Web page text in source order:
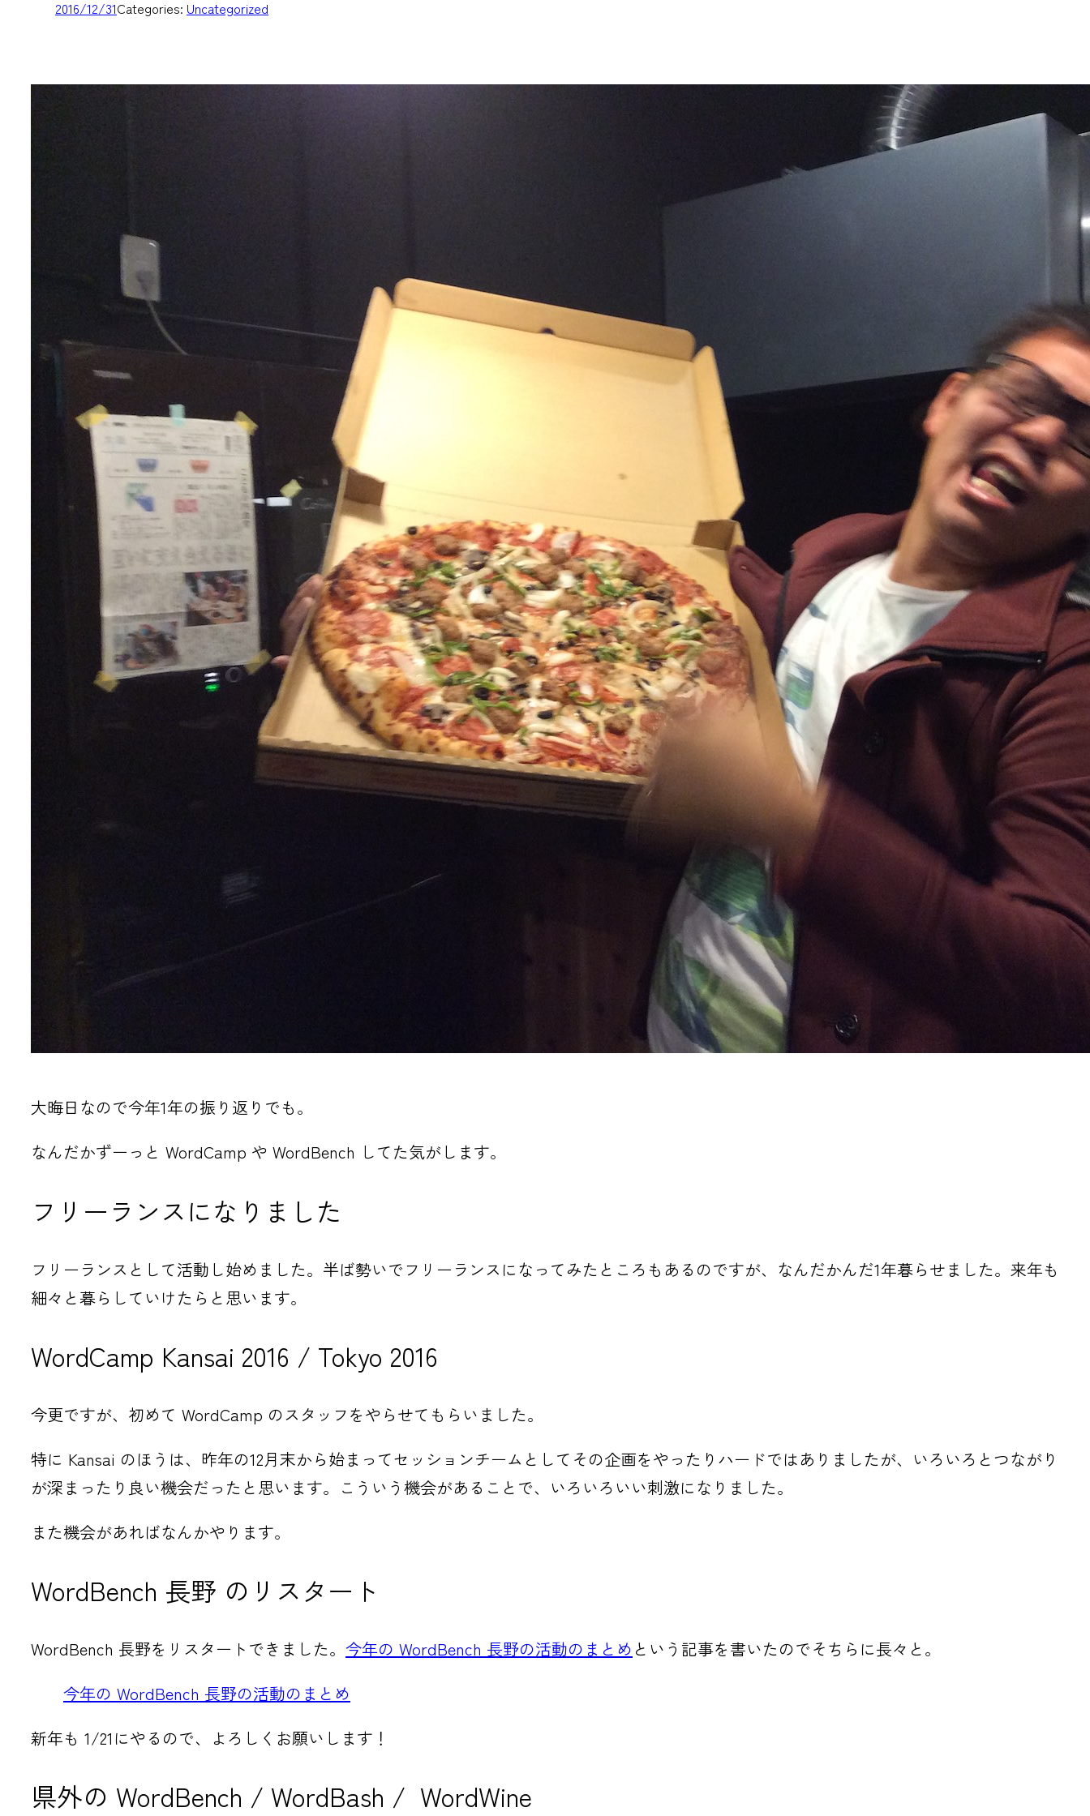
2016/12/31Categories: Uncategorized
大晦日なので今年1年の振り返りでも。
なんだかずーっと WordCamp や WordBench してた気がします。
フリーランスになりました
フリーランスとして活動し始めました。半ば勢いでフリーランスになってみたところもあるのですが、なんだかんだ1年暮らせました。来年も
細々と暮らしていけたらと思います。
WordCamp Kansai 2016 / Tokyo 2016
今更ですが、初めて WordCamp のスタッフをやらせてもらいました。
特に Kansai のほうは、昨年の12月末から始まってセッションチームとしてその企画をやったりハードではありましたが、いろいろとつながり
が深まったり良い機会だったと思います。こういう機会があることで、いろいろいい刺激になりました。
また機会があればなんかやります。
WordBench 長野 のリスタート
WordBench 長野をリスタートできました。 今年の WordBench 長野の活動のまとめ という記事を書いたのでそちらに長々と。
今年の WordBench 長野の活動のまとめ
新年も 1/21にやるので、よろしくお願いします！
県外の WordBench / WordBash / WordWine